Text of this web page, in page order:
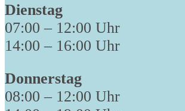
Dienstag
07:00 – 12:00 Uhr
14:00 – 16:00 Uhr
Donnerstag
08:00 – 12:00 Uhr